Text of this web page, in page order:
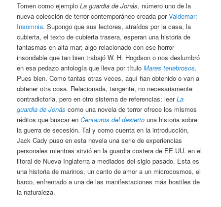
Tomen como ejemploLa guardia de Jonás, número uno de la
nueva colección de terror contemporáneo creada porValdemar:
Insomnia. Supongo que sus lectores, atraídos por la casa, la
cubierta, el texto de cubierta trasera, esperan una historia de
fantasmas en alta mar; algo relacionado con ese horror
insondable que tan bien trabajó W. H. Hogdson o nos deslumbró
en esa pedazo antología que lleva por títuloMares tenebrosos.
Pues bien. Como tantas otras veces, aquí han obtenido o van a
obtener otra cosa. Relacionada, tangente, no necesariamente
contradictoria, pero en otro sistema de referencias; leerLa
guardia de Jonás como una novela de terror ofrece los mismos
réditos que buscar enCentauros del desierto una historia sobre
la guerra de secesión. Tal y como cuenta en la introducción,
Jack Cady puso en esta novela una serie de experiencias
personales mientras sirvió en la guardia costera de EE.UU. en el
litoral de Nueva Inglaterra a mediados del siglo pasado. Esta es
una historia de marinos, un canto de amor a un microcosmos, el
barco, enfrentado a una de las manifestaciones más hostiles de
la naturaleza.